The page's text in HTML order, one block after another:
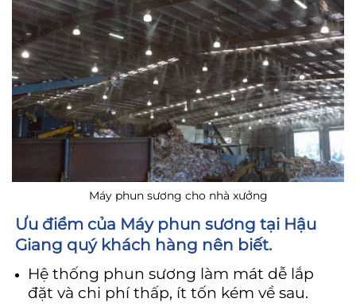
Máy phun sương cho nhà xưởng
Ưu điểm của Máy phun sương tại Hậu
Giang quý khách hàng nên biết.
Hệ thống phun sương làm mát dễ lắp
đặt và chi phí thấp, ít tốn kém về sau.